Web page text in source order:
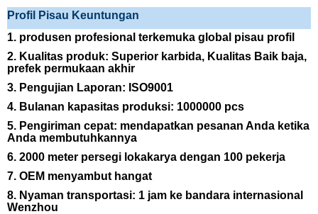
Profil Pisau Keuntungan
1. produsen profesional terkemuka global pisau profil
2. Kualitas produk: Superior karbida, Kualitas Baik baja,
prefek permukaan akhir
3. Pengujian Laporan: ISO9001
4. Bulanan kapasitas produksi: 1000000 pcs
5. Pengiriman cepat: mendapatkan pesanan Anda ketika
Anda membutuhkannya
6. 2000 meter persegi lokakarya dengan 100 pekerja
7. OEM menyambut hangat
8. Nyaman transportasi: 1 jam ke bandara internasional
Wenzhou